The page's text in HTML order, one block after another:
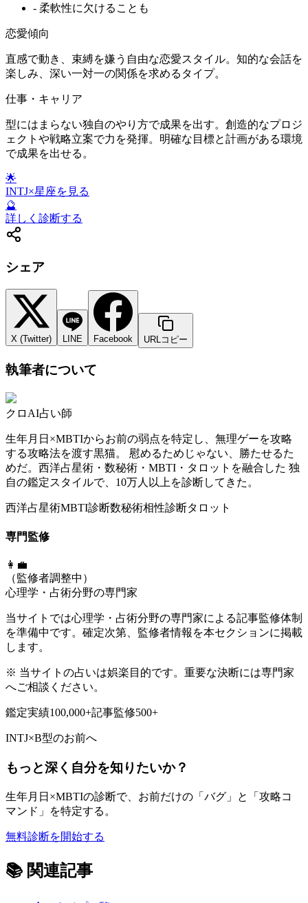
- 柔軟性に欠けることも
恋愛傾向
直感で動き、束縛を嫌う自由な恋愛スタイル。知的な会話を
楽しみ、深い一対一の関係を求めるタイプ。
仕事・キャリア
型にはまらない独自のやり方で成果を出す。創造的なプロジ
ェクトや戦略立案で力を発揮。明確な目標と計画がある環境
で成果を出せる。
🌟
INTJ×星座を見る
🔮
詳しく診断する
シェア
X (Twitter) LINE Facebook URLコピー
執筆者について
クロ AI占い師
生年月日×MBTIからお前の弱点を特定し、無理ゲーを攻略
する攻略法を渡す黒猫。 慰めるためじゃない、勝たせるた
めだ。西洋占星術・数秘術・MBTI・タロットを融合した 独
自の鑑定スタイルで、10万人以上を診断してきた。
西洋占星術MBTI診断数秘術相性診断タロット
専門監修
👩‍💼
（監修者調整中）
心理学・占術分野の専門家
当サイトでは心理学・占術分野の専門家による記事監修体制
を準備中です。確定次第、監修者情報を本セクションに掲載
します。
※ 当サイトの占いは娯楽目的です。重要な決断には専門家
へご相談ください。
鑑定実績100,000+記事監修500+
INTJ×B型のお前へ
もっと深く自分を知りたいか？
生年月日×MBTIの診断で、お前だけの「バグ」と「攻略コ
マンド」を特定する。
無料診断を開始する
📚 関連記事